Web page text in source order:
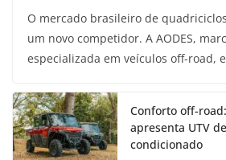
O mercado brasileiro de
um novo competidor. A AODES,
especializada em veículos off-road,
Conforto off-
apresenta UTV
condicionado